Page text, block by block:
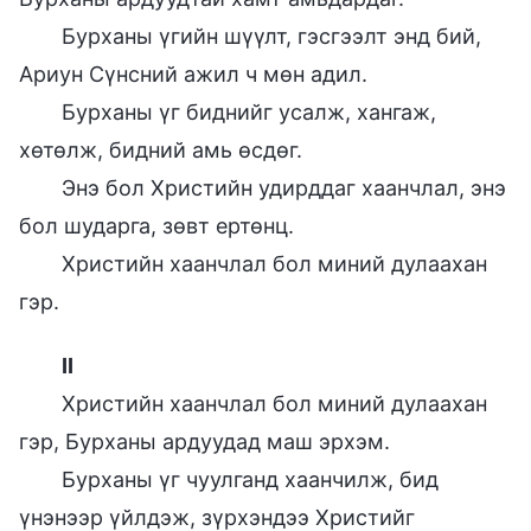
Бурханы үгийн шүүлт, гэсгээлт энд бий,
Ариун Сүнсний ажил ч мөн адил.
Бурханы үг биднийг усалж, хангаж,
хөтөлж, бидний амь өсдөг.
Энэ бол Христийн удирддаг хаанчлал, энэ
бол шударга, зөвт ертөнц.
Христийн хаанчлал бол миний дулаахан
гэр.
II
Христийн хаанчлал бол миний дулаахан
гэр, Бурханы ардуудад маш эрхэм.
Бурханы үг чуулганд хаанчилж, бид
үнэнээр үйлдэж, зүрхэндээ Христийг